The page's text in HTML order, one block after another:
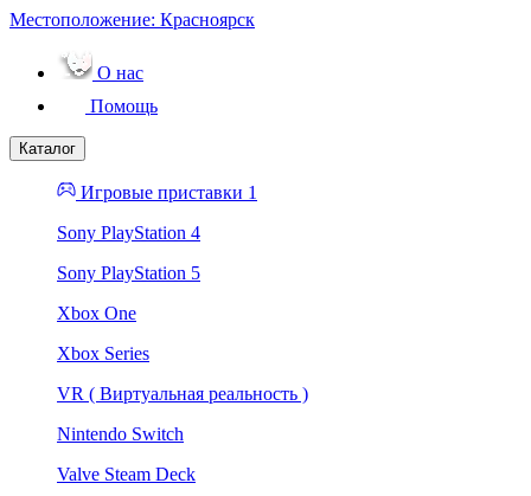
Местоположение: Красноярск
О нас
Помощь
Каталог
Игровые приставки 1
Sony PlayStation 4
Sony PlayStation 5
Xbox One
Xbox Series
VR ( Виртуальная реальность )
Nintendo Switch
Valve Steam Deck